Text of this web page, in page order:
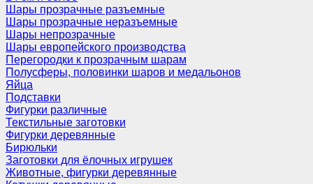
Шары прозрачные разъемные
Шары прозрачные неразъемные
Шары непрозрачные
Шары европейского производства
Перегородки к прозрачным шарам
Полусферы, половинки шаров и медальонов
Яйца
Подставки
Фигурки различные
Текстильные заготовки
Фигурки деревянные
Бирюльки
Заготовки для ёлочных игрушек
Животные, фигурки деревянные